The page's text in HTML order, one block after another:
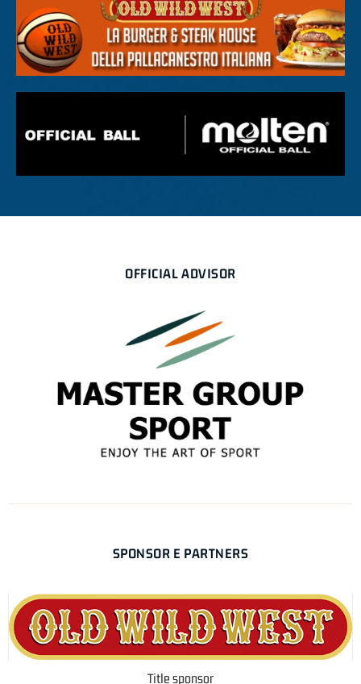
OFFICIAL ADVISOR
SPONSOR E PARTNERS
Title sponsor